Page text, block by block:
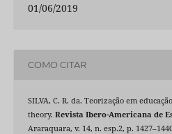
01/06/2019
COMO CITAR
SILVA, C. R. da. Teorização em
theory. Revista Ibero-Americana de
Araraquara, v. 14, n. esp.2, p.